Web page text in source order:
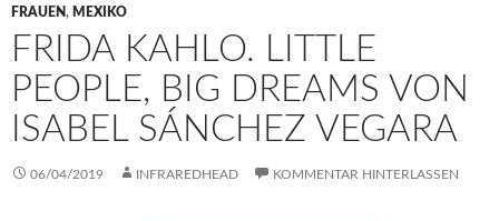
FRAUEN, MEXIKO
FRIDA KAHLO. LITTLE
PEOPLE, BIG DREAMS VON
ISABEL SÁNCHEZ VEGARA
06/04/2019 INFRAREDHEAD KOMMENTAR HINTERLASSEN